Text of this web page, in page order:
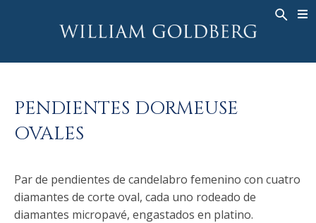
ALTA JOYERÍA
ANILLO PARA HOMBRE
COLLARES
PENDIENTES
PULSERAS
ASHOKA JOYERÍA
ANILLOS
BANDS
COLLARES
COLGANTES
HISTORIA
ASHOKA ®
PENDIENTES DORMEUSE
OVALES
Par de pendientes de candelabro femenino con cuatro
diamantes de corte oval, cada uno rodeado de
diamantes micropavé, engastados en platino.